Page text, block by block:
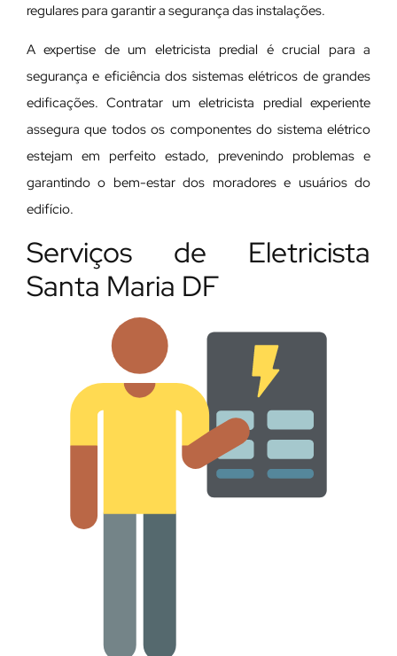
regulares para garantir a segurança das instalações.
A expertise de um eletricista predial é crucial para a
segurança e eficiência dos sistemas elétricos de grandes
edificações. Contratar um eletricista predial experiente
assegura que todos os componentes do sistema elétrico
estejam em perfeito estado, prevenindo problemas e
garantindo o bem-estar dos moradores e usuários do
edifício.
Serviços de Eletricista
Santa Maria DF